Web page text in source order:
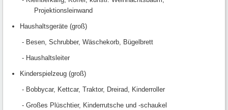
Projektionsleinwand
Haushaltsgeräte (groß)
- Besen, Schrubber, Wäschekorb, Bügelbrett
- Haushaltsleiter
Kinderspielzeug (groß)
- Bobbycar, Kettcar, Traktor, Dreirad, Kinderroller
- Großes Plüschtier, Kinderrutsche und -schaukel